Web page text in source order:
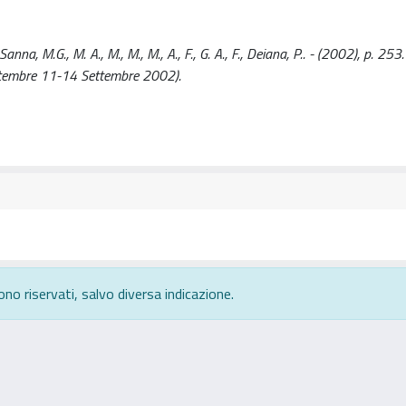
M.G., M. A., M., M., M., A., F., G. A., F., Deiana, P.. - (2002), p.
11-14 Settembre 2002).
riservati, salvo diversa indicazione.